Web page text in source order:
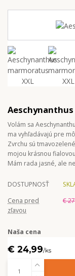
Volám sa
ma vyhľadávajú pre
Zvrchu sú
mojou krásnou
Mám rada jasné, ale
DOSTUPNOSŤ
Cena pred
zľavou
€ 27
Naša cena
€ 24,99/ks